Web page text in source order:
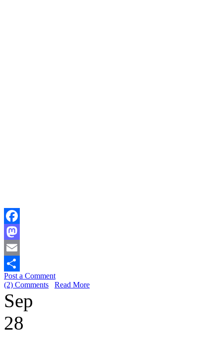
Facebook
Mastodon
Email
Share
Post a Comment
(2) Comments
Read More
Sep
28